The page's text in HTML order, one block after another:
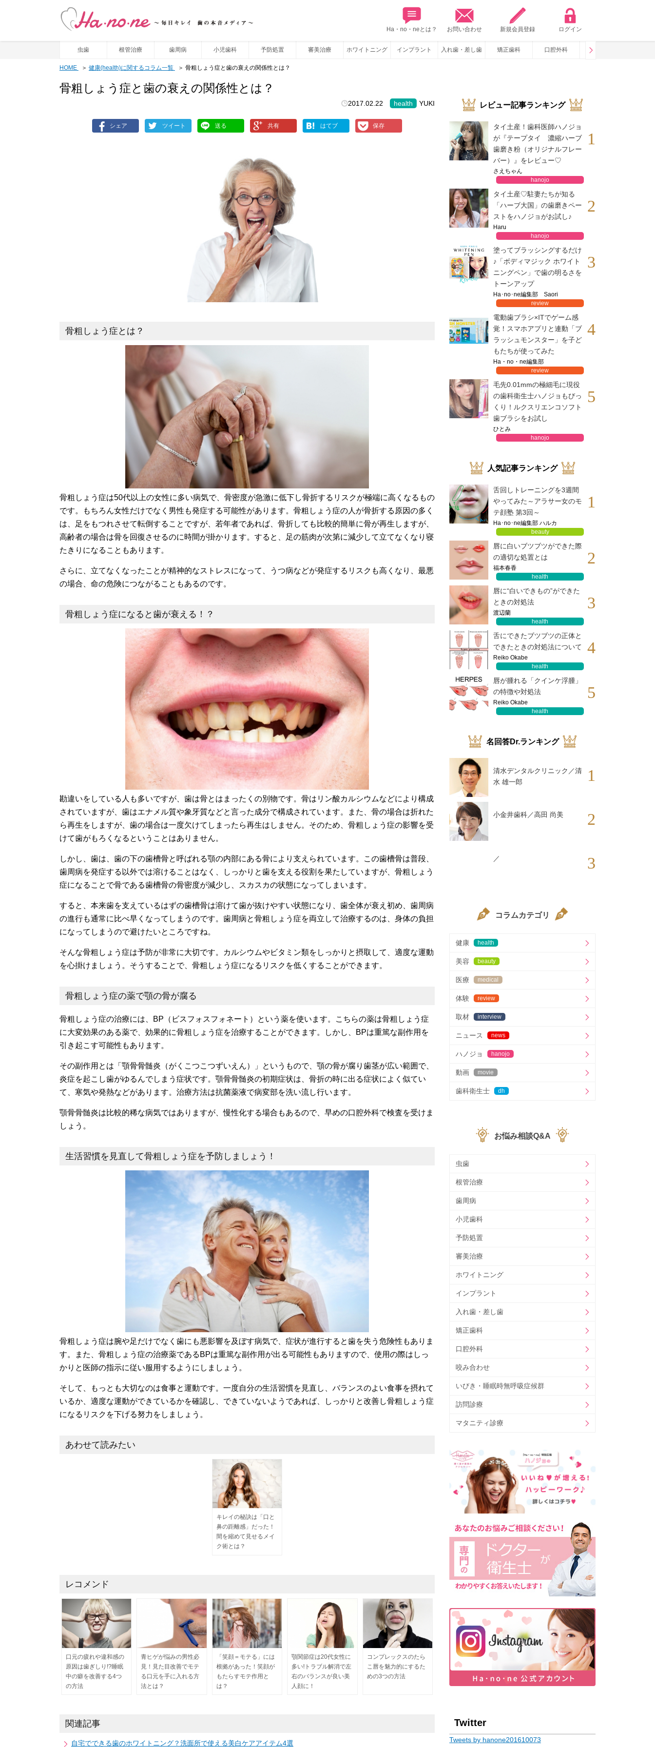
Ha・no・neとは？ お問い合わせ 新規会員登録 ログイン
虫歯 根管治療 歯周病 小児歯科 予防処置 審美治療 ホワイトニング インプラント 入れ歯・差し歯 矯正歯科 口腔外科 咬み合わせ
HOME 健康(health)に関するコラム一覧 骨粗しょう症と歯の衰えの関係性とは？
骨粗しょう症と歯の衰えの関係性とは？
2017.02.22 health YUKI
シェア ツイート 送る 共有 はてブ 保存
骨粗しょう症とは？
骨粗しょう症は50代以上の女性に多い病気で、骨密度が急激に低下し骨折するリスクが極端に高くなるもの
です。もちろん女性だけでなく男性も発症する可能性があります。骨粗しょう症の人が骨折する原因の多く
は、足をもつれさせて転倒することですが、若年者であれば、骨折しても比較的簡単に骨が再生しますが、
高齢者の場合は骨を回復させるのに時間が掛かります。すると、足の筋肉が次第に減少して立てなくなり寝
たきりになることもあります。
さらに、立てなくなったことが精神的なストレスになって、うつ病などが発症するリスクも高くなり、最悪
の場合、命の危険につながることもあるのです。
骨粗しょう症になると歯が衰える！？
勘違いをしている人も多いですが、歯は骨とはまったくの別物です。骨はリン酸カルシウムなどにより構成
されていますが、歯はエナメル質や象牙質などと言った成分で構成されています。また、骨の場合は折れた
ら再生をしますが、歯の場合は一度欠けてしまったら再生はしません。そのため、骨粗しょう症の影響を受
けて歯がもろくなるということはありません。
しかし、歯は、歯の下の歯槽骨と呼ばれる顎の内部にある骨により支えられています。この歯槽骨は普段、
歯周病を発症する以外では溶けることはなく、しっかりと歯を支える役割を果たしていますが、骨粗しょう
症になることで骨である歯槽骨の骨密度が減少し、スカスカの状態になってしまいます。
すると、本来歯を支えているはずの歯槽骨は溶けて歯が抜けやすい状態になり、歯全体が衰え初め、歯周病
の進行も通常に比べ早くなってしまうのです。歯周病と骨粗しょう症を両立して治療するのは、身体の負担
になってしまうので避けたいところですね。
そんな骨粗しょう症は予防が非常に大切です。カルシウムやビタミン類をしっかりと摂取して、適度な運動
を心掛けましょう。そうすることで、骨粗しょう症になるリスクを低くすることができます。
骨粗しょう症の薬で顎の骨が腐る
骨粗しょう症の治療には、BP（ビスフォスフォネート）という薬を使います。こちらの薬は骨粗しょう症
に大変効果のある薬で、効果的に骨粗しょう症を治療することができます。しかし、BPは重篤な副作用を
引き起こす可能性もあります。
その副作用とは「顎骨骨髄炎（がくこつこつずいえん）」というもので、顎の骨が腐り歯茎が広い範囲で、
炎症を起こし歯がゆるんでしまう症状です。顎骨骨髄炎の初期症状は、骨折の時に出る症状によく似てい
て、寒気や発熱などがあります。治療方法は抗菌薬液で病変部を洗い流し行います。
顎骨骨髄炎は比較的稀な病気ではありますが、慢性化する場合もあるので、早めの口腔外科で検査を受けま
しょう。
生活習慣を見直して骨粗しょう症を予防しましょう！
骨粗しょう症は腕や足だけでなく歯にも悪影響を及ぼす病気で、症状が進行すると歯を失う危険性もありま
す。また、骨粗しょう症の治療薬であるBPは重篤な副作用が出る可能性もありますので、使用の際はしっ
かりと医師の指示に従い服用するようにしましょう。
そして、もっとも大切なのは食事と運動です。一度自分の生活習慣を見直し、バランスのよい食事を摂れて
いるか、適度な運動ができているかを確認し、できていないようであれば、しっかりと改善し骨粗しょう症
になるリスクを下げる努力をしましょう。
あわせて読みたい
キレイの秘訣は「口と
鼻の距離感」だった！
間を縮めて見せるメイ
ク術とは？
レコメンド
口元の疲れや違和感の
原因は歯ぎしり!?睡眠
中の癖を改善する4つ
の方法
青ヒゲが悩みの男性必
見！見た目改善でモテ
る口元を手に入れる方
法とは？
「笑顔＝モテる」には
根拠があった！笑顔が
もたらすモテ作用と
は？
顎関節症は20代女性に
多い!トラブル解消で左
右のバランスが良い美
人顔に！
コンプレックスのたら
こ唇を魅力的にするた
めの3つの方法
関連記事
自宅でできる歯のホワイトニング？洗面所で使える美白ケアアイテム4選
レビュー記事ランキング
タイ土産！歯科医師ハノジョ
が『テープタイ 濃縮ハーブ
歯磨き粉（オリジナルフレー
バー）』をレビュー♡
さえちゃん
hanojo
1
タイ土産♡駐妻たちが知る
「ハーブ大国」の歯磨きペー
ストをハノジョがお試し♪
Haru
hanojo
2
塗ってブラッシングするだけ
♪「ボディマジック ホワイト
ニングペン」で歯の明るさを
トーンアップ
Ha･no･ne編集部 Saori
review
3
電動歯ブラシ×ITでゲーム感
覚！スマホアプリと連動「ブ
ラッシュモンスター」を子ど
もたちが使ってみた
Ha・no・ne編集部
review
4
毛先0.01mmの極細毛に現役
の歯科衛生士ハノジョもびっ
くり！ルクスリエンコソフト
歯ブラシをお試し
ひとみ
hanojo
5
人気記事ランキング
舌回しトレーニングを3週間
やってみた～アラサー女のモ
テ顔塾 第3回～
Ha･no･ne編集部 ハルカ
beauty
1
唇に白いブツブツができた際
の適切な処置とは
福本春香
health
2
唇に“白いできもの”ができた
ときの対処法
渡辺蘭
health
3
舌にできたブツブツの正体と
できたときの対処法について
Reiko Okabe
health
4
唇が腫れる「クインケ浮腫」
の特徴や対処法
Reiko Okabe
health
5
名回答Dr.ランキング
清水デンタルクリニック／清
水 雄一郎
1
小金井歯科／高田 尚美 2
／ 3
コラムカテゴリ
健康 health
美容 beauty
医療 medical
体験 review
取材 interview
ニュース news
ハノジョ hanojo
動画 movie
歯科衛生士 dh
お悩み相談Q&A
虫歯
根管治療
歯周病
小児歯科
予防処置
審美治療
ホワイトニング
インプラント
入れ歯・差し歯
矯正歯科
口腔外科
咬み合わせ
いびき・睡眠時無呼吸症候群
訪問診療
マタニティ診療
Twitter
Tweets by hanone201610073